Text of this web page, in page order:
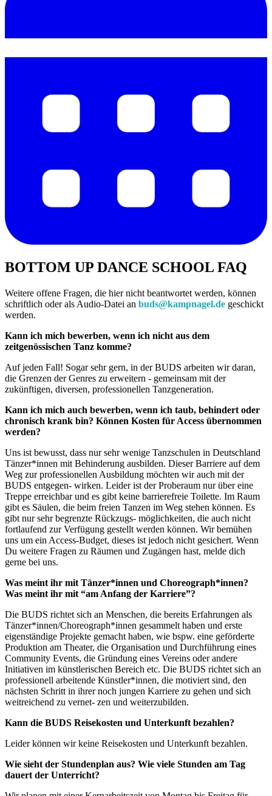
BOTTOM UP DANCE SCHOOL FAQ
Weitere offene Fragen, die hier nicht beantwortet werden, können
schriftlich oder als Audio-Datei an buds@kampnagel.de geschickt
werden.
Kann ich mich bewerben, wenn ich nicht aus dem
zeitgenössischen Tanz komme?
Auf jeden Fall! Sogar sehr gern, in der BUDS arbeiten wir daran,
die Grenzen der Genres zu erweitern - gemeinsam mit der
zukünftigen, diversen, professionellen Tanzgeneration.
Kann ich mich auch bewerben, wenn ich taub, behindert oder
chronisch krank bin? Können Kosten für Access übernommen
werden?
Uns ist bewusst, dass nur sehr wenige Tanzschulen in Deutschland
Tänzer*innen mit Behinderung ausbilden. Dieser Barriere auf dem
Weg zur professionellen Ausbildung möchten wir auch mit der
BUDS entgegen- wirken. Leider ist der Proberaum nur über eine
Treppe erreichbar und es gibt keine barrierefreie Toilette. Im Raum
gibt es Säulen, die beim freien Tanzen im Weg stehen können. Es
gibt nur sehr begrenzte Rückzugs- möglichkeiten, die auch nicht
fortlaufend zur Verfügung gestellt werden können. Wir bemühen
uns um ein Access-Budget, dieses ist jedoch nicht gesichert. Wenn
Du weitere Fragen zu Räumen und Zugängen hast, melde dich
gerne bei uns.
Was meint ihr mit Tänzer*innen und Choreograph*innen?
Was meint ihr mit “am Anfang der Karriere”?
Die BUDS richtet sich an Menschen, die bereits Erfahrungen als
Tänzer*innen/Choreograph*innen gesammelt haben und erste
eigenständige Projekte gemacht haben, wie bspw. eine geförderte
Produktion am Theater, die Organisation und Durchführung eines
Community Events, die Gründung eines Vereins oder andere
Initiativen im künstlerischen Bereich etc. Die BUDS richtet sich an
professionell arbeitende Künstler*innen, die motiviert sind, den
nächsten Schritt in ihrer noch jungen Karriere zu gehen und sich
weitreichend zu vernet- zen und weiterzubilden.
Kann die BUDS Reisekosten und Unterkunft bezahlen?
Leider können wir keine Reisekosten und Unterkunft bezahlen.
Wie sieht der Stundenplan aus? Wie viele Stunden am Tag
dauert der Unterricht?